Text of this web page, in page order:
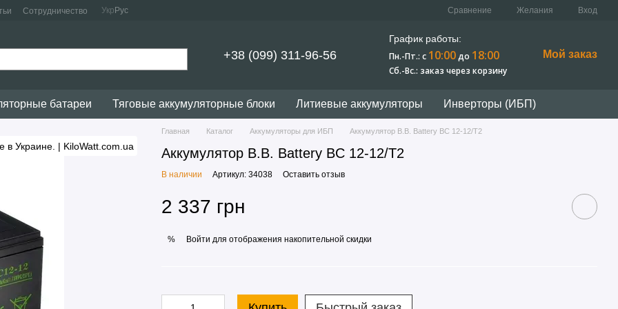
Сотрудничество Укр Рус Сравнение Желания Вход
+38 (099) 311-96-56
График работы:
Пн.-Пт.: c 10:00до 18:00
Сб.-Вс.: заказ через корзину
Мой заказ
батареи Тяговые аккумуляторные блоки Литиевые аккумуляторы Инверторы (ИБП)
Главная Каталог Аккумуляторы для ИБП Аккумулятор B.B. Battery BС 12-12/T2
Аккумулятор B.B. Battery BС 12-12/T2
В наличии Артикул: 34038 Оставить отзыв
2 337 грн
% Войти для отображения накопительной скидки